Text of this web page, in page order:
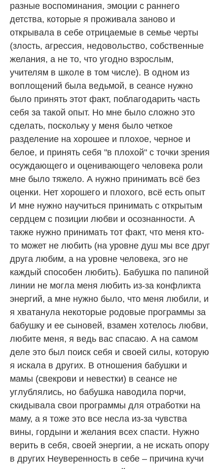
разные воспоминания, эмоции с раннего
детства, которые я проживала заново и
открывала в себе отрицаемые в семье черты
(злость, агрессия, недовольство, собственные
желания, а не то, что угодно взрослым,
учителям в школе в том числе). В одном из
воплощений была ведьмой, в сеансе нужно
было принять этот факт, поблагодарить часть
себя за такой опыт. Но мне было сложно это
сделать, поскольку у меня было четкое
разделение на хорошее и плохое, черное и
белое, и принять себя "в плохой" с точки зрения
осуждающего и оценивающего человека роли
мне было тяжело. А нужно принимать всё без
оценки. Нет хорошего и плохого, всё есть опыт
И мне нужно научиться принимать с открытым
сердцем с позиции любви и осознанности. А
также нужно принимать тот факт, что меня кто-
то может не любить (на уровне душ мы все друг
друга любим, а на уровне человека, эго не
каждый способен любить). Бабушка по папиной
линии не могла меня любить из-за конфликта
энергий, а мне нужно было, что меня любили, и
я хватанула некоторые родовые программы за
бабушку и ее сыновей, взамен хотелось любви,
любите меня, я ведь вас спасаю. А на самом
деле это был поиск себя и своей силы, которую
я искала в других. В отношения бабушки и
мамы (свекрови и невестки) в сеансе не
углублялись, но бабушка наводила порчи,
скидывала свои программы для отработки на
маму, а я тоже это все несла из-за чувства
вины, гордыни и желания всех спасти. Нужно
верить в себя, своей энергии, а не искать опору
в других Неуверенность в себе – причина кучи